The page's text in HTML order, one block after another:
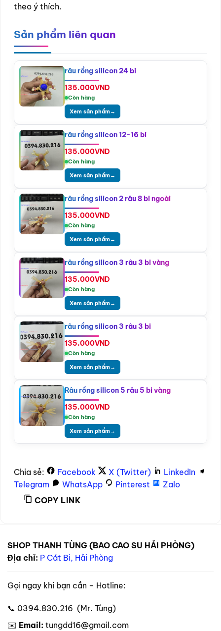
theo ý thích.
Sản phẩm liên quan
râu rồng silicon 24 bi
135.000VND
Còn hàng
Xem sản phẩm→
râu rồng silicon 12-16 bi
135.000VND
Còn hàng
Xem sản phẩm→
râu rồng silicon 2 râu 8 bi ngoài
135.000VND
Còn hàng
Xem sản phẩm→
râu rồng silicon 3 râu 3 bi vàng
135.000VND
Còn hàng
Xem sản phẩm→
râu rồng silicon 3 râu 3 bi
135.000VND
Còn hàng
Xem sản phẩm→
Râu rồng silicon 5 râu 5 bi vàng
135.000VND
Còn hàng
Xem sản phẩm→
Chia sẻ: Facebook X (Twitter)
LinkedIn
Telegram
WhatsApp Pinterest
Zalo
COPY LINK
SHOP THANH TÙNG (BAO CAO SU HẢI PHÒNG)
Địa chỉ: P Cát Bi, Hải Phòng
Gọi ngay khi bạn cần – Hotline:
📞 0394.830.216 (Mr. Tùng)
✉️ Email: tungdd16@gmail.com